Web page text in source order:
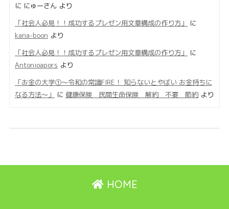
に にゅーさんより
「社会人必見！！成功するプレゼン用文章構成の作り方」
に
kana-boon より
「社会人必見！！成功するプレゼン用文章構成の作り方」
に
Antonioapors より
「お金の大学①〜令和の常識FIRE！ 知らないとやばい お金持ちに
なる方法〜」
に 健康保険 民間生命保険 解約 不要 節約より
HOME